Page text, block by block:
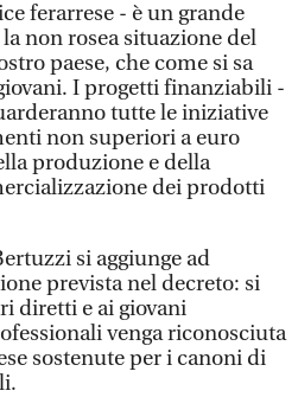
ferarrese - è un grande
non rosea situazione del
paese, che come si sa
I progetti finanziabili -
tutte le iniziative
non superiori a euro
produzione e della
dei prodotti
si aggiunge ad
prevista nel decreto: si
diretti e ai giovani
venga riconosciuta
sostenute per i canoni di